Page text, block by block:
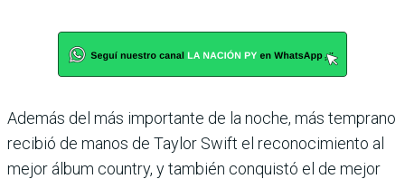
Además del más importante de la noche, más temprano
recibió de manos de Taylor Swift el reconocimiento al
mejor álbum country, y también conquistó el de mejor